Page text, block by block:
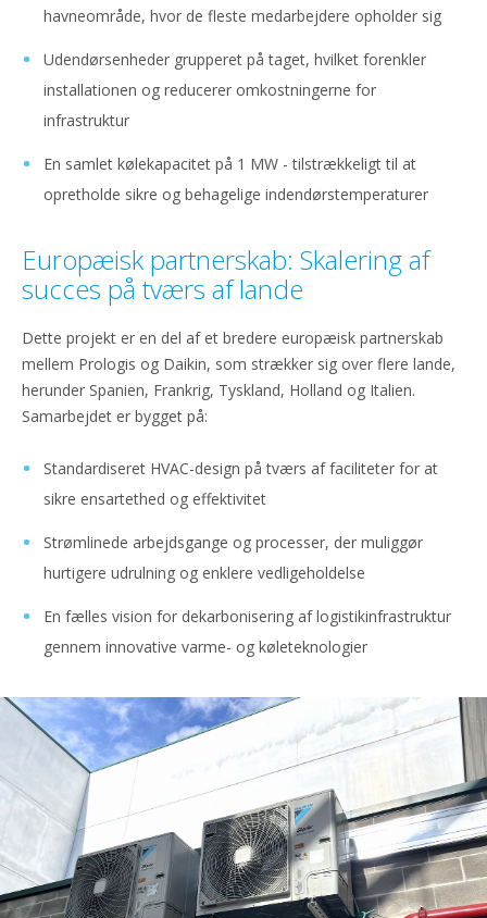
havneområde, hvor de fleste medarbejdere opholder sig
Udendørsenheder grupperet på taget, hvilket forenkler
installationen og reducerer omkostningerne for
infrastruktur
En samlet kølekapacitet på 1 MW - tilstrækkeligt til at
opretholde sikre og behagelige indendørstemperaturer
Europæisk partnerskab: Skalering af
succes på tværs af lande
Dette projekt er en del af et bredere europæisk partnerskab
mellem Prologis og Daikin, som strækker sig over flere lande,
herunder Spanien, Frankrig, Tyskland, Holland og Italien.
Samarbejdet er bygget på:
Standardiseret HVAC-design på tværs af faciliteter for at
sikre ensartethed og effektivitet
Strømlinede arbejdsgange og processer, der muliggør
hurtigere udrulning og enklere vedligeholdelse
En fælles vision for dekarbonisering af logistikinfrastruktur
gennem innovative varme- og køleteknologier